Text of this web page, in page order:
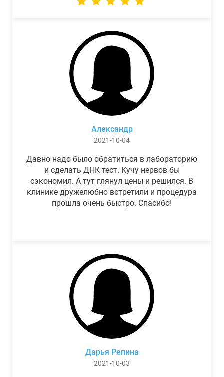
Александр
2021-10-04
Давно надо было обратиться в лабораторию
и сделать ДНК тест. Кучу нервов бы
сэкономил. А тут глянул цены и решился. В
клинике дружелюбно встретили и процедура
прошла очень быстро. Спасибо!
Дарья Репина
2021-10-03